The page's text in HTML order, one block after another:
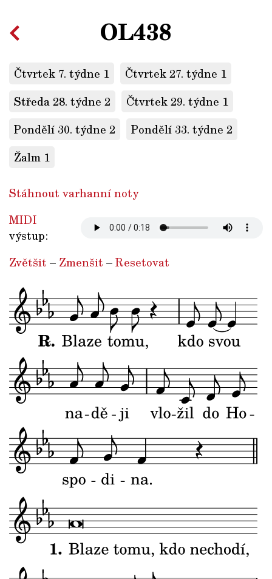
OL438
Čtvrtek 7. týdne 1
Čtvrtek 27. týdne 1
Středa 28. týdne 2
Čtvrtek 29. týdne 1
Pondělí 30. týdne 2
Pondělí 33. týdne 2
Žalm 1
Stáhnout varhanní noty
MIDI
výstup:
Zvětšit – Zmenšit –Resetovat